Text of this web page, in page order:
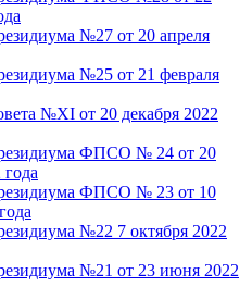
№27 от 20 апреля
№25 от 21 февраля
№XI от 20 декабря 2022
ФПСО № 24 от 20
года
ФПСО № 23 от 10
№22 7 октября 2022
№21 от 23 июня 2022